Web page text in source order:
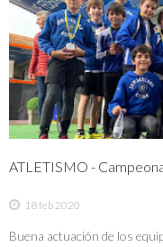
ATLETISMO -
18 feb 2020
Buena actuación de los